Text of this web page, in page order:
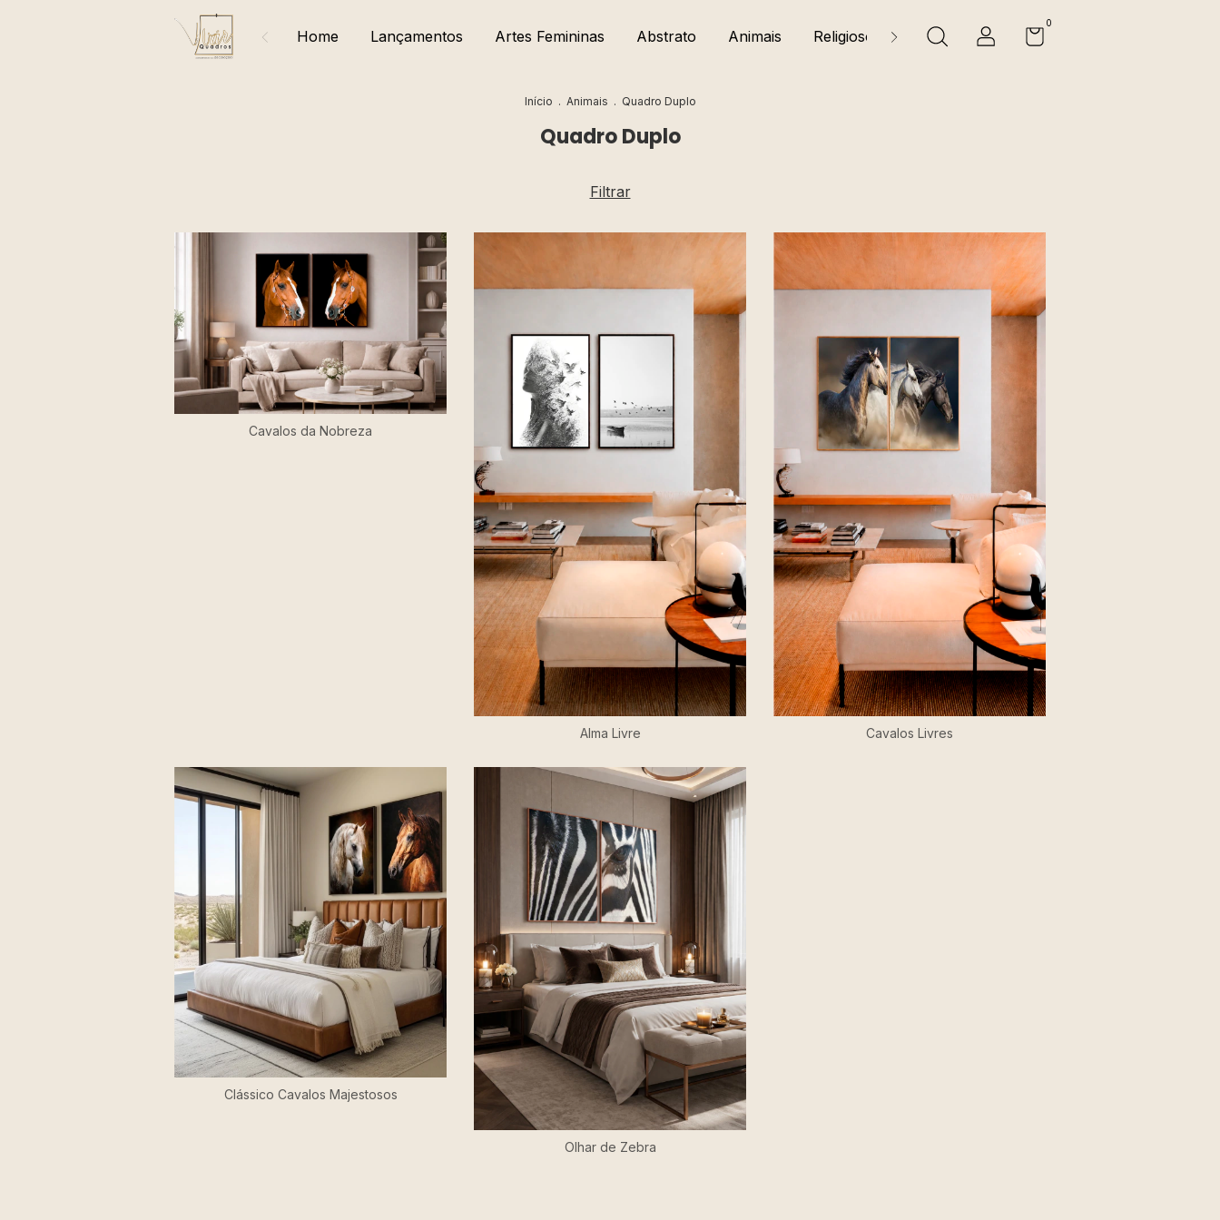
Home Lançamentos Artes Femininas Abstrato Animais Religiosos Natureza Florais e Folhagens
0
Início . Animais . Quadro Duplo
Quadro Duplo
Filtrar
Cavalos da Nobreza
Alma Livre Cavalos Livres
Clássico Cavalos Majestosos
Olhar de Zebra